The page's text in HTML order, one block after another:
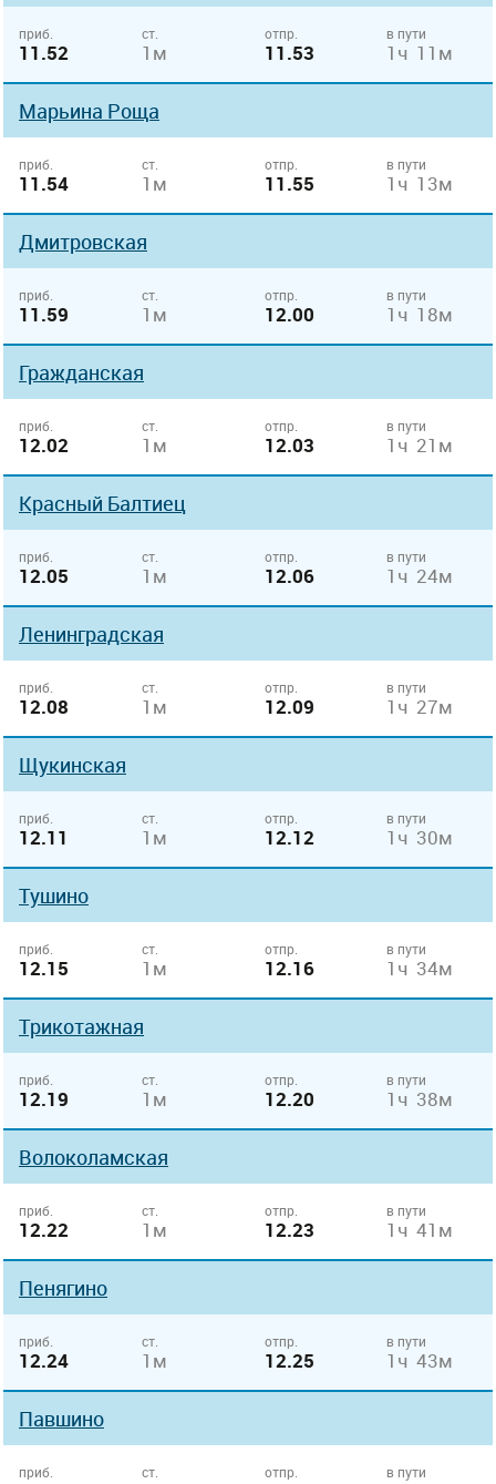
приб.
11.52
ст.
1м
отпр.
11.53
в пути
1ч 11м
Марьина Роща
приб.
11.54
ст.
1м
отпр.
11.55
в пути
1ч 13м
Дмитровская
приб.
11.59
ст.
1м
отпр.
12.00
в пути
1ч 18м
Гражданская
приб.
12.02
ст.
1м
отпр.
12.03
в пути
1ч 21м
Красный Балтиец
приб.
12.05
ст.
1м
отпр.
12.06
в пути
1ч 24м
Ленинградская
приб.
12.08
ст.
1м
отпр.
12.09
в пути
1ч 27м
Щукинская
приб.
12.11
ст.
1м
отпр.
12.12
в пути
1ч 30м
Тушино
приб.
12.15
ст.
1м
отпр.
12.16
в пути
1ч 34м
Трикотажная
приб.
12.19
ст.
1м
отпр.
12.20
в пути
1ч 38м
Волоколамская
приб.
12.22
ст.
1м
отпр.
12.23
в пути
1ч 41м
Пенягино
приб.
12.24
ст.
1м
отпр.
12.25
в пути
1ч 43м
Павшино
приб. ст. отпр. в пути